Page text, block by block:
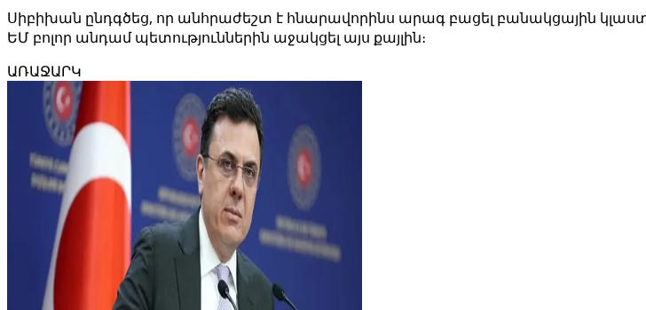
Սիբիխան ընդգծեց, որ անհրաժեշտ է հնարավորինս արագ բացել բանակցային
ԵՄ բոլոր անդամ պետություններին աջակցել այս քայլին։
ԱՌԱՋԱՐԿ